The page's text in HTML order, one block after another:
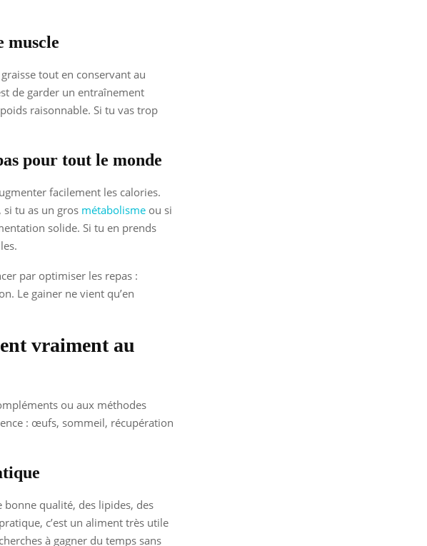
muscle
tout en conservant au
de garder un entraînement
raisonnable. Si tu vas trop
pour tout le monde
facilement les calories.
si tu as un gros métabolisme ou si
solide. Si tu en prends
par optimiser les repas :
Le gainer ne vient qu’en
vraiment au
ou aux méthodes
: œufs, sommeil, récupération
bonne qualité, des lipides, des
c’est un aliment très utile
à gagner du temps sans